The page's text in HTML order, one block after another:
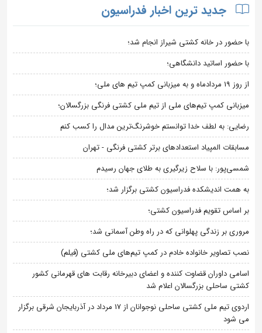
جدید ترین اخبار فدراسیون
با حضور در خانه کشتی شیراز انجام شد؛
با حضور اساتید دانشگاهی؛
از روز 19 مردادماه و به میزبانی کمپ تیم های ملی؛
میزبانی کمپ تیم‌های ملی از تیم ملی کشتی فرنگی بزرگسالان؛
رضایی: به لطف خدا توانستم خوشرنگ‌ترین مدال را کسب کنم
مسابقات المپیاد استعدادهای برتر کشتی فرنگی - تهران
شمسی‌پور: با سلاح زیرگیری به طلای جهان رسیدم
به همت اندیشکده فدراسیون کشتی برگزار شد؛
بر اساس تقویم فدراسیون کشتی؛
مروری بر زندگی پهلوانی که در راه وطن آسمانی شد؛
نصب تصاویر خانواده خادم در کمپ تیم‌های ملی کشتی (فیلم)
اسامی داوران قضاوت کننده و اعضای دبیرخانه رقابت های قهرمانی کشور
کشتی ساحلی بزرگسالان اعلام شد
اردوی تیم ملی کشتی ساحلی نوجوانان از 17 مرداد در آذربایجان شرقی برگزار
می شود